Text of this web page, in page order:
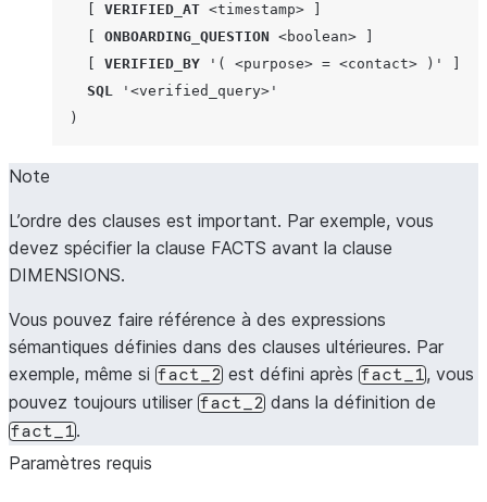
VERIFIED_AT <timestamp>
ONBOARDING_QUESTION <boolean>
VERIFIED_BY '( <purpose> = <contact> )'
SQL
'<verified_query>'
)
Note
L’ordre des clauses est important. Par exemple, vous
devez spécifier la clause FACTS avant la clause
DIMENSIONS.
Vous pouvez faire référence à des expressions
sémantiques définies dans des clauses ultérieures. Par
exemple, même si fact_2 est défini après fact_1, vous
pouvez toujours utiliser fact_2 dans la définition de
fact_1.
Paramètres requis